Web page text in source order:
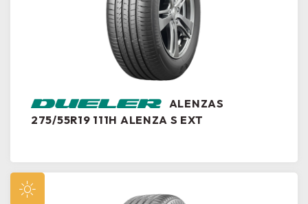
ALENZAS
275/55R19 111H ALENZA S EXT